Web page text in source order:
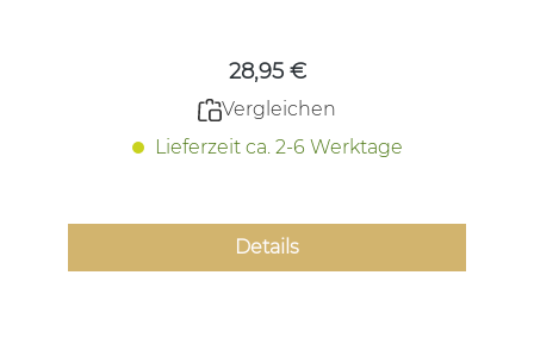
28,95 €
Vergleichen
Lieferzeit ca. 2-6 Werktage
Details